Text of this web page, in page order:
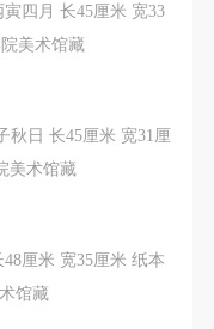
四月 长45厘米 宽33
美术馆藏
秋日 长45厘米 宽31厘
美术馆藏
厘米 宽35厘米 纸本
馆藏